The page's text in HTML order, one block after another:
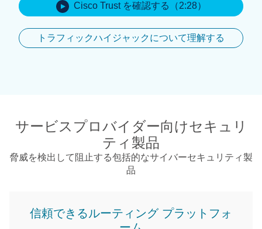
Cisco Trust を確認する（2:28）
トラフィックハイジャックについて理解する
サービスプロバイダー向けセキュリ
ティ製品
脅威を検出して阻止する包括的なサイバーセキュリティ製
品
信頼できるルーティング プラットフォ